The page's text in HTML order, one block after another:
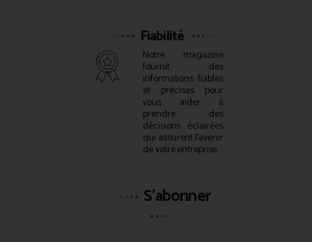
Fiabilité
Notre magazine
fournit des
informations fiables
et précises pour
vous aider à
prendre des
décisions éclairées
qui assurent l’avenir
de votre entreprise.
S'abonner